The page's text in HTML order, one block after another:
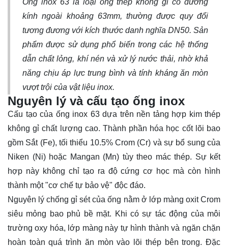
Ống inox 63 là loại ống thép không gỉ có đường
kính ngoài khoảng 63mm, thường được quy đổi
tương đương với kích thước danh nghĩa DN50. Sản
phẩm được sử dụng phổ biến trong các hệ thống
dẫn chất lỏng, khí nén và xử lý nước thải, nhờ khả
năng chịu áp lực trung bình và tính kháng ăn mòn
vượt trội của vật liệu inox.
Nguyên lý và cấu tạo ống inox
Cấu tạo của ống inox 63 dựa trên nền tảng hợp kim thép
không gỉ chất lượng cao. Thành phần hóa học cốt lõi bao
gồm Sắt (Fe), tối thiểu 10.5% Crom (Cr) và sự bổ sung của
Niken (Ni) hoặc Mangan (Mn) tùy theo mác thép. Sự kết
hợp này không chỉ tạo ra độ cứng cơ học mà còn hình
thành một "cơ chế tự bảo vệ" độc đáo.
Nguyên lý chống gỉ sét của ống nằm ở lớp màng oxit Crom
siêu mỏng bao phủ bề mặt. Khi có sự tác động của môi
trường oxy hóa, lớp màng này tự hình thành và ngăn chặn
hoàn toàn quá trình ăn mòn vào lõi thép bên trong. Đặc